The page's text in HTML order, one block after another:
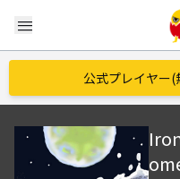
menu
公式プレイヤー